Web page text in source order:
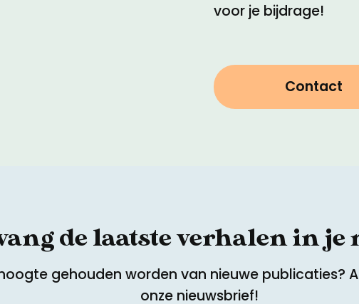
voor je bijdrage!
Contact
de laatste verhalen in je
gehouden worden van nieuwe publicaties?
onze nieuwsbrief!